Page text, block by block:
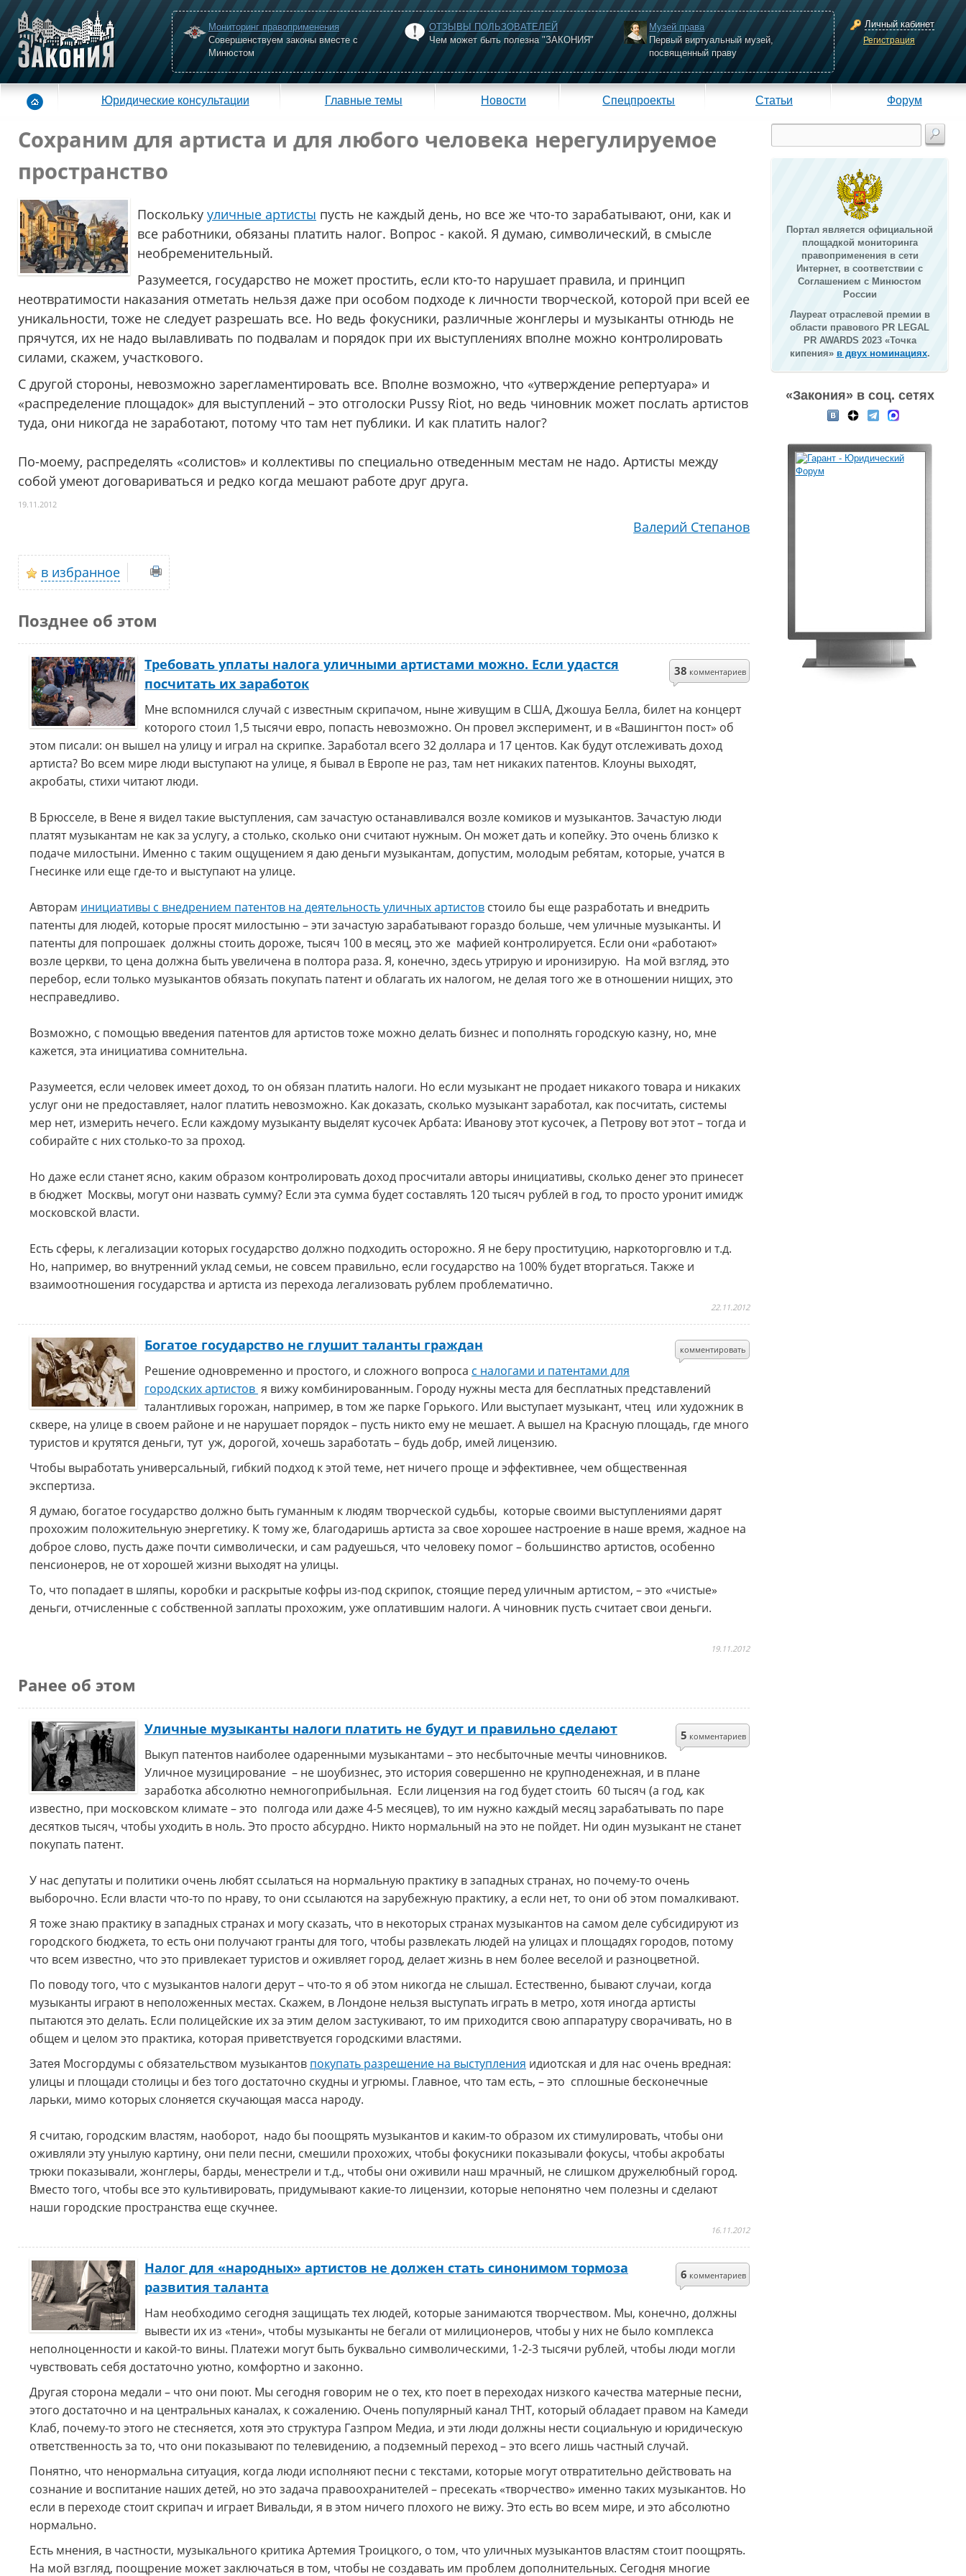
Мониторинг правоприменения
Совершенствуем законы вместе с
Минюстом
ОТЗЫВЫ ПОЛЬЗОВАТЕЛЕЙ
Чем может быть полезна "ЗАКОНИЯ"
Музей права
Первый виртуальный музей,
посвященный праву
Личный кабинет
Регистрация
Юридические консультации Главные темы Новости Спецпроекты Статьи Форум
Сохраним для артиста и для любого человека нерегулируемое
пространство
Поскольку уличные артисты пусть не каждый день, но все же что-то зарабатывают, они, как и
все работники, обязаны платить налог. Вопрос - какой. Я думаю, символический, в смысле
необременительный.
Разумеется, государство не может простить, если кто-то нарушает правила, и принцип
неотвратимости наказания отметать нельзя даже при особом подходе к личности творческой, которой при всей ее
уникальности, тоже не следует разрешать все. Но ведь фокусники, различные жонглеры и музыканты отнюдь не
прячутся, их не надо вылавливать по подвалам и порядок при их выступлениях вполне можно контролировать
силами, скажем, участкового.
С другой стороны, невозможно зарегламентировать все. Вполне возможно, что «утверждение репертуара» и
«распределение площадок» для выступлений – это отголоски Pussy Riot, но ведь чиновник может послать артистов
туда, они никогда не заработают, потому что там нет публики. И как платить налог?
По-моему, распределять «солистов» и коллективы по специально отведенным местам не надо. Артисты между
собой умеют договариваться и редко когда мешают работе друг друга.
19.11.2012
Валерий Степанов
в избранное
Позднее об этом
38 комментариев
Требовать уплаты налога уличными артистами можно. Если удастся
посчитать их заработок
Мне вспомнился случай с известным скрипачом, ныне живущим в США, Джошуа Белла, билет на концерт
которого стоил 1,5 тысячи евро, попасть невозможно. Он провел эксперимент, и в «Вашингтон пост» об
этом писали: он вышел на улицу и играл на скрипке. Заработал всего 32 доллара и 17 центов. Как будут отслеживать доход
артиста? Во всем мире люди выступают на улице, я бывал в Европе не раз, там нет никаких патентов. Клоуны выходят,
акробаты, стихи читают люди.
В Брюсселе, в Вене я видел такие выступления, сам зачастую останавливался возле комиков и музыкантов. Зачастую люди
платят музыкантам не как за услугу, а столько, сколько они считают нужным. Он может дать и копейку. Это очень близко к
подаче милостыни. Именно с таким ощущением я даю деньги музыкантам, допустим, молодым ребятам, которые, учатся в
Гнесинке или еще где-то и выступают на улице.
Авторам инициативы с внедрением патентов на деятельность уличных артистов стоило бы еще разработать и внедрить
патенты для людей, которые просят милостыню – эти зачастую зарабатывают гораздо больше, чем уличные музыканты. И
патенты для попрошаек должны стоить дороже, тысяч 100 в месяц, это же мафией контролируется. Если они «работают»
возле церкви, то цена должна быть увеличена в полтора раза. Я, конечно, здесь утрирую и иронизирую. На мой взгляд, это
перебор, если только музыкантов обязать покупать патент и облагать их налогом, не делая того же в отношении нищих, это
несправедливо.
Возможно, с помощью введения патентов для артистов тоже можно делать бизнес и пополнять городскую казну, но, мне
кажется, эта инициатива сомнительна.
Разумеется, если человек имеет доход, то он обязан платить налоги. Но если музыкант не продает никакого товара и никаких
услуг они не предоставляет, налог платить невозможно. Как доказать, сколько музыкант заработал, как посчитать, системы
мер нет, измерить нечего. Если каждому музыканту выделят кусочек Арбата: Иванову этот кусочек, а Петрову вот этот – тогда и
собирайте с них столько-то за проход.
Но даже если станет ясно, каким образом контролировать доход просчитали авторы инициативы, сколько денег это принесет
в бюджет Москвы, могут они назвать сумму? Если эта сумма будет составлять 120 тысяч рублей в год, то просто уронит имидж
московской власти.
Есть сферы, к легализации которых государство должно подходить осторожно. Я не беру проституцию, наркоторговлю и т.д.
Но, например, во внутренний уклад семьи, не совсем правильно, если государство на 100% будет вторгаться. Также и
взаимоотношения государства и артиста из перехода легализовать рублем проблематично.
22.11.2012
комментировать
Богатое государство не глушит таланты граждан
Решение одновременно и простого, и сложного вопроса с налогами и патентами для
городских артистов я вижу комбинированным. Городу нужны места для бесплатных представлений
талантливых горожан, например, в том же парке Горького. Или выступает музыкант, чтец или художник в
сквере, на улице в своем районе и не нарушает порядок – пусть никто ему не мешает. А вышел на Красную площадь, где много
туристов и крутятся деньги, тут уж, дорогой, хочешь заработать – будь добр, имей лицензию.
Чтобы выработать универсальный, гибкий подход к этой теме, нет ничего проще и эффективнее, чем общественная
экспертиза.
Я думаю, богатое государство должно быть гуманным к людям творческой судьбы, которые своими выступлениями дарят
прохожим положительную энергетику. К тому же, благодаришь артиста за свое хорошее настроение в наше время, жадное на
доброе слово, пусть даже почти символически, и сам радуешься, что человеку помог – большинство артистов, особенно
пенсионеров, не от хорошей жизни выходят на улицы.
То, что попадает в шляпы, коробки и раскрытые кофры из-под скрипок, стоящие перед уличным артистом, – это «чистые»
деньги, отчисленные с собственной заплаты прохожим, уже оплатившим налоги. А чиновник пусть считает свои деньги.
19.11.2012
Ранее об этом
5 комментариев
Уличные музыканты налоги платить не будут и правильно сделают
Выкуп патентов наиболее одаренными музыкантами – это несбыточные мечты чиновников.
Уличное музицирование – не шоубизнес, это история совершенно не крупноденежная, и в плане
заработка абсолютно немногоприбыльная. Если лицензия на год будет стоить 60 тысяч (а год, как
известно, при московском климате – это полгода или даже 4-5 месяцев), то им нужно каждый месяц зарабатывать по паре
десятков тысяч, чтобы уходить в ноль. Это просто абсурдно. Никто нормальный на это не пойдет. Ни один музыкант не станет
покупать патент.
У нас депутаты и политики очень любят ссылаться на нормальную практику в западных странах, но почему-то очень
выборочно. Если власти что-то по нраву, то они ссылаются на зарубежную практику, а если нет, то они об этом помалкивают.
Я тоже знаю практику в западных странах и могу сказать, что в некоторых странах музыкантов на самом деле субсидируют из
городского бюджета, то есть они получают гранты для того, чтобы развлекать людей на улицах и площадях городов, потому
что всем известно, что это привлекает туристов и оживляет город, делает жизнь в нем более веселой и разноцветной.
По поводу того, что с музыкантов налоги дерут – что-то я об этом никогда не слышал. Естественно, бывают случаи, когда
музыканты играют в неположенных местах. Скажем, в Лондоне нельзя выступать играть в метро, хотя иногда артисты
пытаются это делать. Если полицейские их за этим делом застукивают, то им приходится свою аппаратуру сворачивать, но в
общем и целом это практика, которая приветствуется городскими властями.
Затея Мосгордумы с обязательством музыкантов покупать разрешение на выступления идиотская и для нас очень вредная:
улицы и площади столицы и без того достаточно скудны и угрюмы. Главное, что там есть, – это сплошные бесконечные
ларьки, мимо которых слоняется скучающая масса народу.
Я считаю, городским властям, наоборот, надо бы поощрять музыкантов и каким-то образом их стимулировать, чтобы они
оживляли эту унылую картину, они пели песни, смешили прохожих, чтобы фокусники показывали фокусы, чтобы акробаты
трюки показывали, жонглеры, барды, менестрели и т.д., чтобы они оживили наш мрачный, не слишком дружелюбный город.
Вместо того, чтобы все это культивировать, придумывают какие-то лицензии, которые непонятно чем полезны и сделают
наши городские пространства еще скучнее.
16.11.2012
6 комментариев
Налог для «народных» артистов не должен стать синонимом тормоза
развития таланта
Нам необходимо сегодня защищать тех людей, которые занимаются творчеством. Мы, конечно, должны
вывести их из «тени», чтобы музыканты не бегали от милиционеров, чтобы у них не было комплекса
неполноценности и какой-то вины. Платежи могут быть буквально символическими, 1-2-3 тысячи рублей, чтобы люди могли
чувствовать себя достаточно уютно, комфортно и законно.
Другая сторона медали – что они поют. Мы сегодня говорим не о тех, кто поет в переходах низкого качества матерные песни,
этого достаточно и на центральных каналах, к сожалению. Очень популярный канал ТНТ, который обладает правом на Камеди
Клаб, почему-то этого не стесняется, хотя это структура Газпром Медиа, и эти люди должны нести социальную и юридическую
ответственность за то, что они показывают по телевидению, а подземный переход – это всего лишь частный случай.
Понятно, что ненормальна ситуация, когда люди исполняют песни с текстами, которые могут отвратительно действовать на
сознание и воспитание наших детей, но это задача правоохранителей – пресекать «творчество» именно таких музыкантов. Но
если в переходе стоит скрипач и играет Вивальди, я в этом ничего плохого не вижу. Это есть во всем мире, и это абсолютно
нормально.
Есть мнения, в частности, музыкального критика Артемия Троицкого, о том, что уличных музыкантов властям стоит поощрять.
На мой взгляд, поощрение может заключаться в том, чтобы не создавать им проблем дополнительных. Сегодня многие
Портал является официальной
площадкой мониторинга
правоприменения в сети
Интернет, в соответствии с
Соглашением с Минюстом
России
Лауреат отраслевой премии в
области правового PR LEGAL
PR AWARDS 2023 «Точка
кипения» в двух номинациях.
«Закония» в соц. сетях